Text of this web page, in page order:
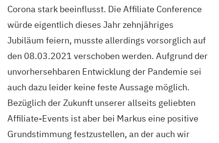
Corona stark beeinflusst. Die Affiliate Conference
würde eigentlich dieses Jahr zehnjähriges
Jubiläum feiern, musste allerdings vorsorglich auf
den 08.03.2021 verschoben werden. Aufgrund der
unvorhersehbaren Entwicklung der Pandemie sei
auch dazu leider keine feste Aussage möglich.
Bezüglich der Zukunft unserer allseits geliebten
Affiliate-Events ist aber bei Markus eine positive
Grundstimmung festzustellen, an der auch wir